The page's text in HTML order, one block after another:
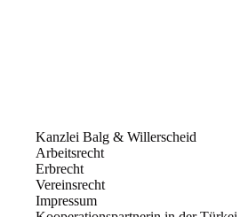
Kanzlei Balg & Willerscheid
Arbeitsrecht
Erbrecht
Vereinsrecht
Impressum